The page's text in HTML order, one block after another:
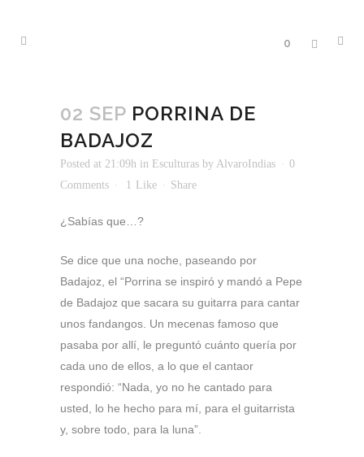
0
02 SEP PORRINA DE
BADAJOZ
Posted at 21:09h in Esculturas by AlvaroIndias
0
Comments
1 Like Share
¿Sabías que…?
Se dice que una noche, paseando por
Badajoz, el “Porrina se inspiró y mandó a Pepe
de Badajoz que sacara su guitarra para cantar
unos fandangos. Un mecenas famoso que
pasaba por allí, le preguntó cuánto quería por
cada uno de ellos, a lo que el cantaor
respondió: “Nada, yo no he cantado para
usted, lo he hecho para mí, para el guitarrista
y, sobre todo, para la luna”.